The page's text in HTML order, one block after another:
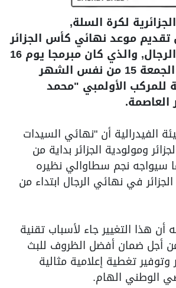
لكرة السلة,
تقديم موعد نهائي كأس الجزائر
2026 للسيدات والرجال, والذي كان مبرمجا يوم 16
ماي, ليجرى يوم الجمعة 15 من نفس الشهر
للمركب الأولمبي "محمد
العاصمة.
الفيدرالية أن "نهائي السيدات
ومولودية الجزائر بداية من
14:45 فيما سيواجه نجم سطاوالي نظيره
في نهائي الرجال ابتداء من
أن هذا التغيير جاء لأسباب تقنية
أجل ضمان أفضل الظروف للبث
وتوفير تغطية إعلامية مثالية
الوطني الهام.